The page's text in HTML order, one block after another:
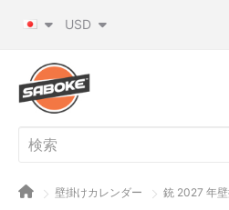
USD
壁掛けカレンダー 銃 2027 年